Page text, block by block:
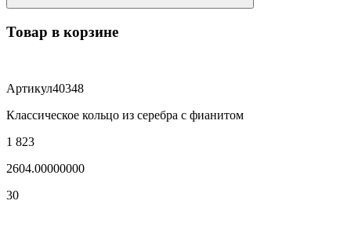
Товар в корзине
Артикул40348
Классическое кольцо из серебра с фианитом
1 823
2604.00000000
30